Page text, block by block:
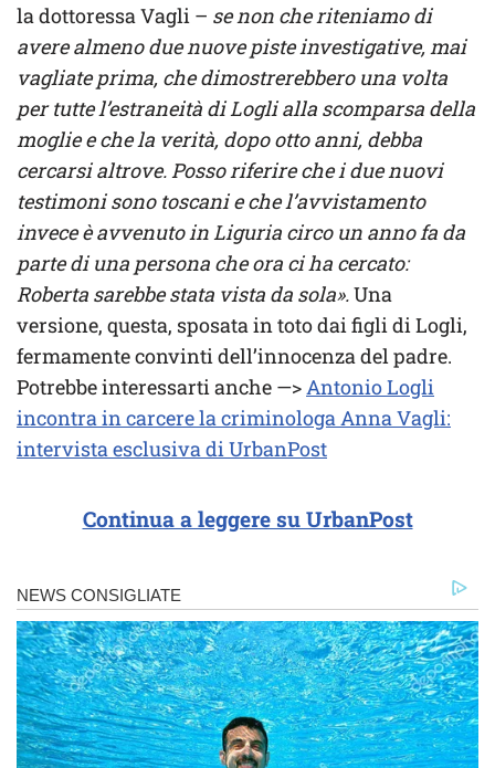
la dottoressa Vagli – se non che riteniamo di
avere almeno due nuove piste investigative, mai
vagliate prima, che dimostrerebbero una volta
per tutte l’estraneità di Logli alla scomparsa della
moglie e che la verità, dopo otto anni, debba
cercarsi altrove. Posso riferire che i due nuovi
testimoni sono toscani e che l’avvistamento
invece è avvenuto in Liguria circo un anno fa da
parte di una persona che ora ci ha cercato:
Roberta sarebbe stata vista da sola».Una
versione, questa, sposata in toto dai figli di Logli,
fermamente convinti dell’innocenza del padre.
Potrebbe interessarti anche —>Antonio Logli
incontra in carcere la criminologa Anna Vagli:
intervista esclusiva di UrbanPost
Continua a leggere su UrbanPost